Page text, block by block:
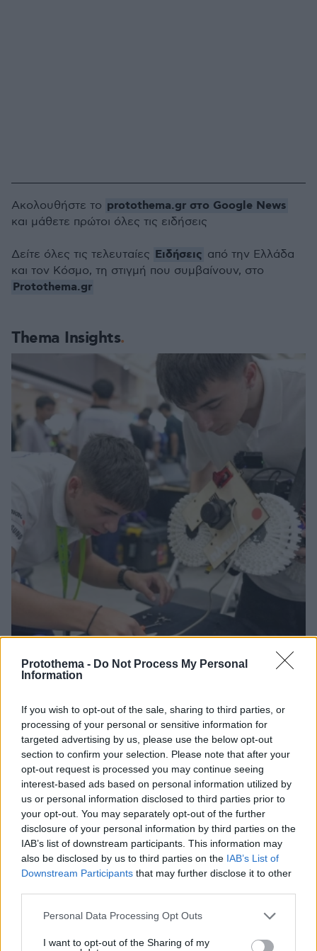
Protothema - Do Not Process My Personal
Information
If you wish to opt-out of the sale, sharing to third parties, or
processing of your personal or sensitive information for
targeted advertising by us, please use the below opt-out
section to confirm your selection. Please note that after your
opt-out request is processed you may continue seeing
interest-based ads based on personal information utilized by
us or personal information disclosed to third parties prior to
your opt-out. You may separately opt-out of the further
disclosure of your personal information by third parties on the
IAB’s list of downstream participants. This information may
also be disclosed by us to third parties on the IAB’s List of
Downstream Participants that may further disclose it to other
Please note that this website/app uses one or more Google
not limited to your visit or usage behaviour. You may click to
Personal Data Processing Opt Outs
I want to opt-out of the Sharing of my
Thema Insights
Πώς μια απλή ιδέα εξελίχθηκε σε κορυφαίο θεσμό
04.08.2026, 11:20
Από μαθητής, φοιτητής σε άλλη πόλη!
06.08.2026, 10:52
Επαγγελματική Εκπαίδευση & Εξειδίκευση: Το Mοντέλο που
σε Bάζει στην Aγορά Eργασίας
26.07.2026, 09:54
Ακολουθήστε το protothema.gr στο Google News
και μάθετε πρώτοι όλες τις ειδήσεις
Δείτε όλες τις τελευταίες Ειδήσεις από την Ελλάδα
και τον Κόσμο, τη στιγμή που συμβαίνουν, στο
Protothema.gr
ΡΟΗ ΕΙΔΗΣΕΩΝ
Ειδήσεις Δημοφιλή Σχολιασμένα
αμέλεια το 90% των περιστατικών
πριν 6 λεπτά